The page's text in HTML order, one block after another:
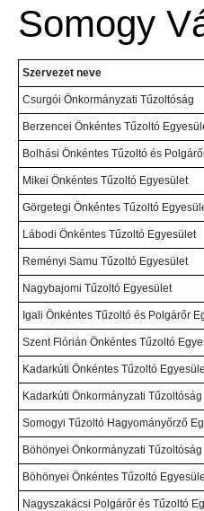
Somogy
Szervezet neve
Csurgói Önkormányzati Tűzoltóság
Berzencei Önkéntes Tűzoltó
Bolhási Önkéntes Tűzoltó és
Mikei Önkéntes Tűzoltó Egyesület
Görgetegi Önkéntes Tűzoltó
Lábodi Önkéntes Tűzoltó Egyesület
Reményi Samu Tűzoltó Egyesület
Nagybajomi Tűzoltó Egyesület
Igali Önkéntes Tűzoltó és Polgárőr
Szent Flórián Önkéntes Tűzoltó
Kadarkúti Önkéntes Tűzoltó
Kadarkúti Önkormányzati Tűzoltóság
Somogyi Tűzoltó Hagyományőrző
Böhönyei Önkormányzati Tűzoltóság
Böhönyei Önkéntes Tűzoltó
Nagyszakácsi Polgárőr és Tűzoltó